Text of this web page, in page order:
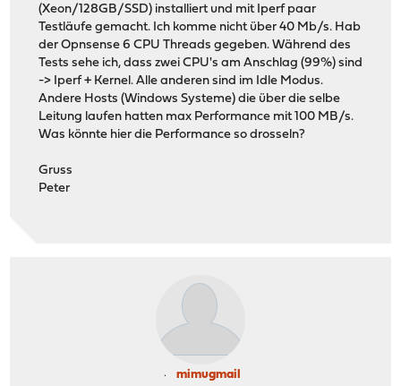
(Xeon/128GB/SSD) installiert und mit Iperf paar
Testläufe gemacht. Ich komme nicht über 40 Mb/s. Hab
der Opnsense 6 CPU Threads gegeben. Während des
Tests sehe ich, dass zwei CPU's am Anschlag (99%) sind
-> Iperf + Kernel. Alle anderen sind im Idle Modus.
Andere Hosts (Windows Systeme) die über die selbe
Leitung laufen hatten max Performance mit 100 MB/s.
Was könnte hier die Performance so drosseln?
Gruss
Peter
mimugmail